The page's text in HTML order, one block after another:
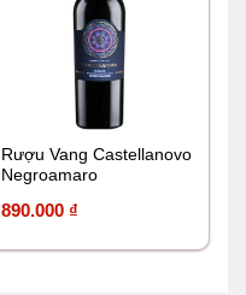
Rượu Vang Castellanovo
Negroamaro
890.000 ₫